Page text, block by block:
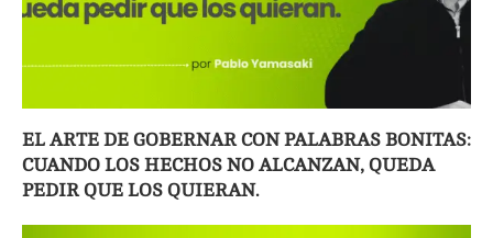
EL ARTE DE GOBERNAR CON PALABRAS BONITAS:
CUANDO LOS HECHOS NO ALCANZAN, QUEDA
PEDIR QUE LOS QUIERAN.